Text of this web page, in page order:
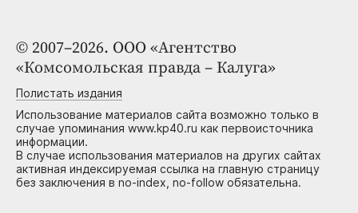
© 2007–2026. ООО «Агентство
«Комсомольская правда – Калуга»
Полистать издания
Использование материалов сайта возможно только в
случае упоминания www.kp40.ru как первоисточника
информации.
В случае использования материалов на других сайтах
активная индексируемая ссылка на главную страницу
без заключения в no-index, no-follow обязательна.